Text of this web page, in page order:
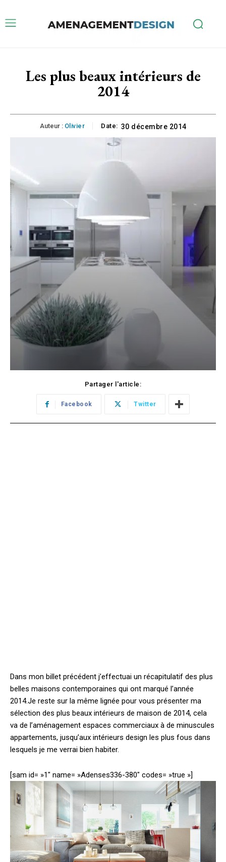
Les plus beaux intérieurs de
2014
Auteur : Olivier Date: 30 décembre 2014
Partager l'article:
Facebook Twitter
Dans mon billet précédent j’effectuai un récapitulatif des plus
belles maisons contemporaines qui ont marqué l’année
2014.Je reste sur la même lignée pour vous présenter ma
sélection des plus beaux intérieurs de maison de 2014, cela
va de l’aménagement espaces commerciaux à de minuscules
appartements, jusqu’aux intérieurs design les plus fous dans
lesquels je me verrai bien habiter.
[sam id= »1″ name= »Adenses336-380″ codes= »true »]